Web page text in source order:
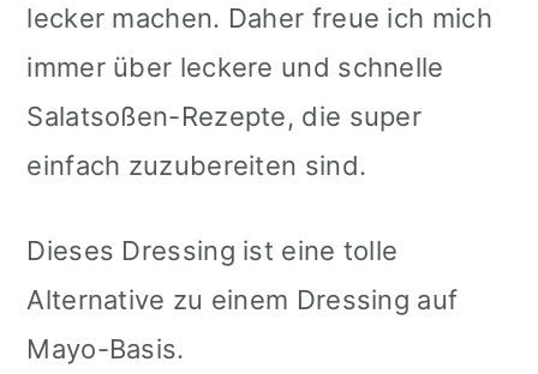
lecker machen. Daher freue ich mich
immer über leckere und schnelle
Salatsoßen-Rezepte, die super
einfach zuzubereiten sind.
Dieses Dressing ist eine tolle
Alternative zu einem Dressing auf
Mayo-Basis.